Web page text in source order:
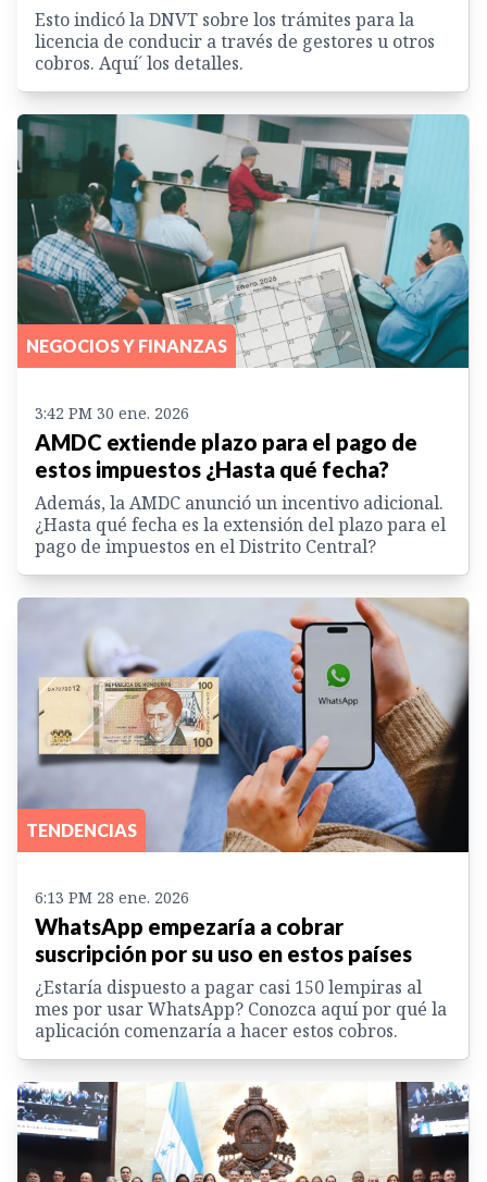
Esto indicó la DNVT sobre los trámites para la
licencia de conducir a través de gestores u otros
cobros. Aquí´ los detalles.
NEGOCIOS Y FINANZAS
3:42 PM 30 ene. 2026
AMDC extiende plazo para el pago de
estos impuestos ¿Hasta qué fecha?
Además, la AMDC anunció un incentivo adicional.
¿Hasta qué fecha es la extensión del plazo para el
pago de impuestos en el Distrito Central?
TENDENCIAS
6:13 PM 28 ene. 2026
WhatsApp empezaría a cobrar
suscripción por su uso en estos países
¿Estaría dispuesto a pagar casi 150 lempiras al
mes por usar WhatsApp? Conozca aquí por qué la
aplicación comenzaría a hacer estos cobros.